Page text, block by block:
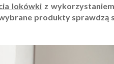
lokówki z
produkty sprawdzą